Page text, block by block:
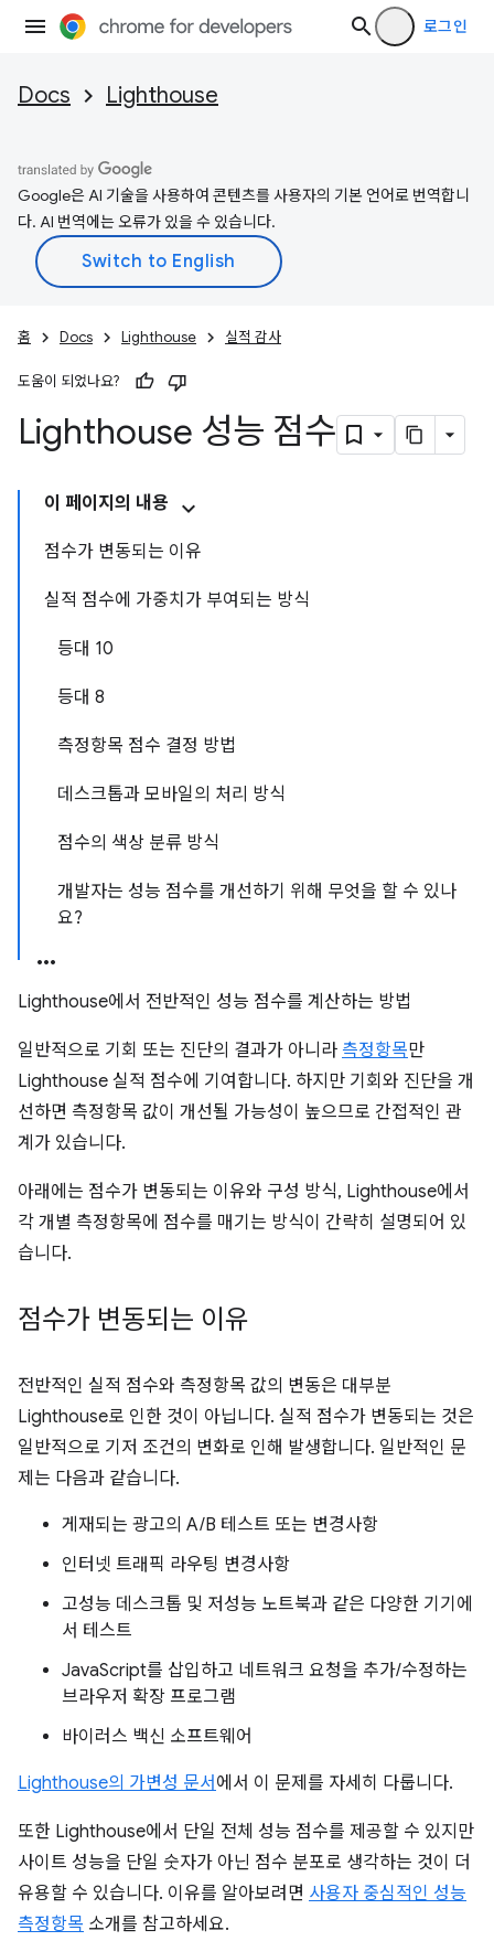
로그인
Docs Lighthouse
Google은 AI 기술을 사용하여 콘텐츠를 사용자의 기본 언어로 번역합니
다. AI 번역에는 오류가 있을 수 있습니다.
홈 Docs Lighthouse 실적 감사
도움이 되었나요?
Lighthouse 성능 점수
이 페이지의 내용
점수가 변동되는 이유
실적 점수에 가중치가 부여되는 방식
등대 10
등대 8
측정항목 점수 결정 방법
데스크톱과 모바일의 처리 방식
점수의 색상 분류 방식
개발자는 성능 점수를 개선하기 위해 무엇을 할 수 있나
요?
Lighthouse에서 전반적인 성능 점수를 계산하는 방법
일반적으로 기회 또는 진단의 결과가 아니라 측정항목만
Lighthouse 실적 점수에 기여합니다. 하지만 기회와 진단을 개
선하면 측정항목 값이 개선될 가능성이 높으므로 간접적인 관
계가 있습니다.
아래에는 점수가 변동되는 이유와 구성 방식, Lighthouse에서
각 개별 측정항목에 점수를 매기는 방식이 간략히 설명되어 있
습니다.
점수가 변동되는 이유
전반적인 실적 점수와 측정항목 값의 변동은 대부분
Lighthouse로 인한 것이 아닙니다. 실적 점수가 변동되는 것은
일반적으로 기저 조건의 변화로 인해 발생합니다. 일반적인 문
제는 다음과 같습니다.
게재되는 광고의 A/B 테스트 또는 변경사항
인터넷 트래픽 라우팅 변경사항
고성능 데스크톱 및 저성능 노트북과 같은 다양한 기기에
서 테스트
JavaScript를 삽입하고 네트워크 요청을 추가/수정하는
브라우저 확장 프로그램
바이러스 백신 소프트웨어
Lighthouse의 가변성 문서 에서 이 문제를 자세히 다룹니다.
또한 Lighthouse에서 단일 전체 성능 점수를 제공할 수 있지만
사이트 성능을 단일 숫자가 아닌 점수 분포로 생각하는 것이 더
유용할 수 있습니다. 이유를 알아보려면 사용자 중심적인 성능
측정항목 소개를 참고하세요.